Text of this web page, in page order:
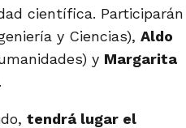
científica. Participarán
y Ciencias), Aldo
y Margarita
tendrá lugar el